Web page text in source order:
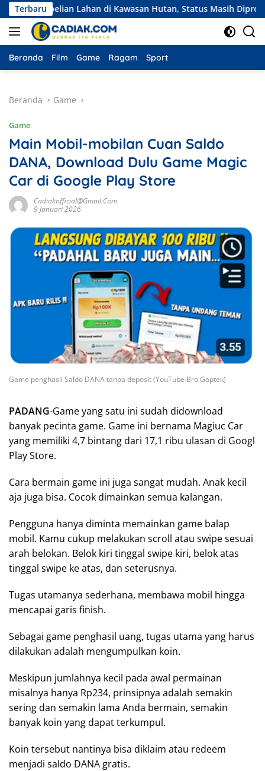
Langsung
ke
konten
TerbaruLahan di Kawasan Hutan, Status Masih Diproses
Beranda Film Game Ragam Sport
Beranda Game
Game
Main Mobil-mobilan Cuan Saldo
DANA, Download Dulu Game Magic
Car di Google Play Store
Cadiakofficial@gmail.com
9 Januari 2026
Game penghasil Saldo DANA tanpa deposit (YouTube Bro Gaptek)
PADANG-Game yang satu ini sudah didownload
banyak pecinta game. Game ini bernama Magiuc Car
yang memiliki 4,7 bintang dari 17,1 ribu ulasan di Googl
Play Store.
Cara bermain game ini juga sangat mudah. Anak kecil
aja juga bisa. Cocok dimainkan semua kalangan.
Pengguna hanya diminta memainkan game balap
mobil. Kamu cukup melakukan scroll atau swipe sesuai
arah belokan. Belok kiri tinggal swipe kiri, belok atas
tinggal swipe ke atas, dan seterusnya.
Tugas utamanya sederhana, membawa mobil hingga
mencapai garis finish.
Sebagai game penghasil uang, tugas utama yang harus
dilakukan adalah mengumpulkan koin.
Meskipun jumlahnya kecil pada awal permainan
misalnya hanya Rp234, prinsipnya adalah semakin
sering dan semakin lama Anda bermain, semakin
banyak koin yang dapat terkumpul.
Koin tersebut nantinya bisa diklaim atau redeem
menjadi saldo DANA gratis.